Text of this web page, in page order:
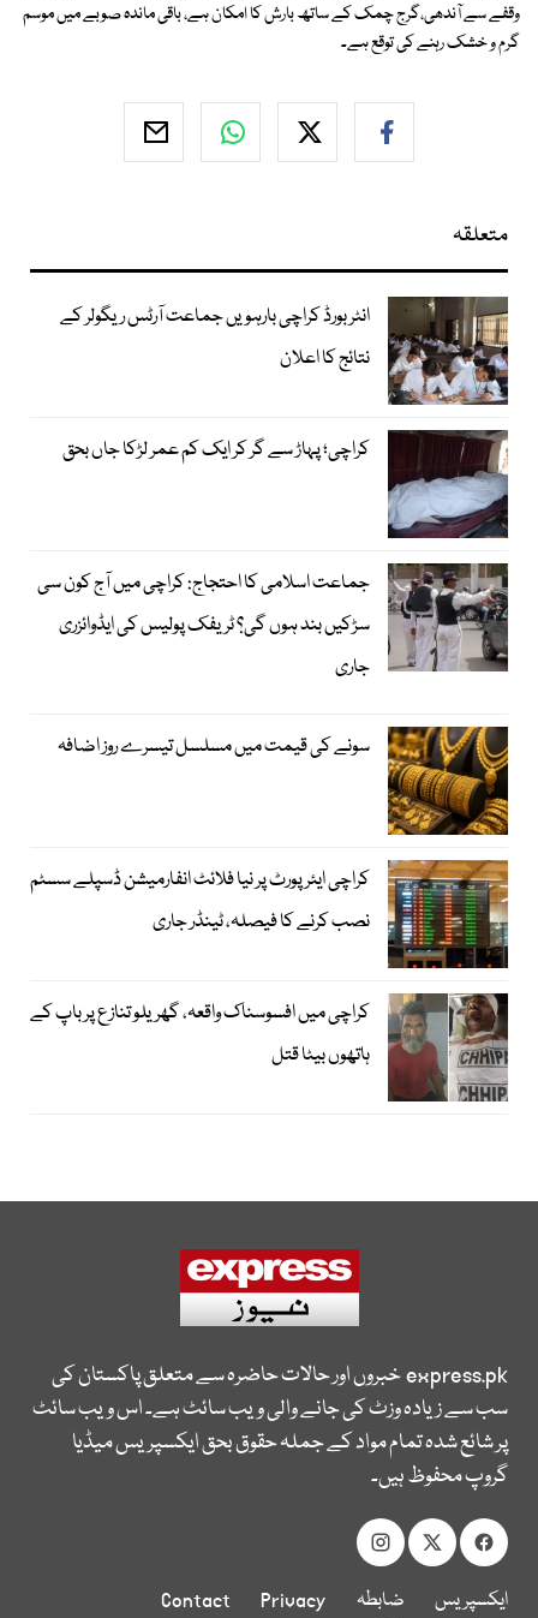
وقفے سے آندھی،گرج چمک کے ساتھ بارش کا امکان ہے، باقی ماندہ صوبے میں موسم
گرم و خشک رہنے کی توقع ہے۔
متعلقہ
انٹر بورڈ کراچی بارہویں جماعت آرٹس ریگولر کے
نتائج کا اعلان
کراچی؛ پہاڑ سے گر کر ایک کم عمر لڑکا جاں بحق
جماعت اسلامی کا احتجاج: کراچی میں آج کون سی
سڑکیں بند ہوں گی؟ ٹریفک پولیس کی ایڈوائزری
جاری
سونے کی قیمت میں مسلسل تیسرے روز اضافہ
کراچی ایئرپورٹ پر نیا فلائٹ انفارمیشن ڈسپلے سسٹم
نصب کرنے کا فیصلہ، ٹینڈر جاری
کراچی میں افسوسناک واقعہ، گھریلو تنازع پر باپ کے
ہاتھوں بیٹا قتل
express.pkخبروں اور حالات حاضرہ سے متعلق پاکستان کی
سب سے زیادہ وزٹ کی جانے والی ویب سائٹ ہے۔ اس ویب سائٹ
پر شائع شدہ تمام مواد کے جملہ حقوق بحق ایکسپریس میڈیا
گروپ محفوظ ہیں۔
ایکسپریس
ضابطہ
Privacy
Contact